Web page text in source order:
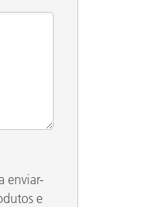
enviar-
e